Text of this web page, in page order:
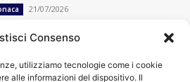
Consenso
utilizziamo tecnologie come i cookie
alle informazioni del dispositivo. Il
21/07/2026
13498